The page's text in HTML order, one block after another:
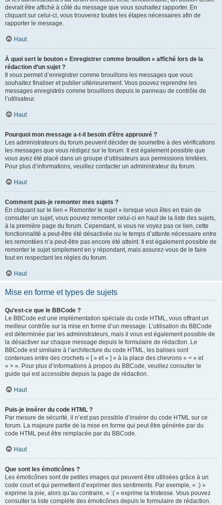
devrait être affiché à côté du message que vous souhaitez rapporter. En
cliquant sur celui-ci, vous trouverez toutes les étapes nécessaires afin de
rapporter le message.
Haut
À quoi sert le bouton « Enregistrer comme brouillon » affiché lors de la
rédaction d’un sujet ?
Il vous permet d’enregistrer comme brouillons les messages que vous
souhaitez finaliser et publier ultérieurement. Vous pouvez reprendre les
messages enregistrés comme brouillons depuis le panneau de contrôle de
l’utilisateur.
Haut
Pourquoi mon message a-t-il besoin d’être approuvé ?
Les administrateurs du forum peuvent décider de soumettre à des vérifications
les messages que vous rédigez sur le forum. Il est également possible que
vous ayez été placé dans un groupe d’utilisateurs aux permissions limitées.
Pour plus d’informations, veuillez contacter un administrateur du forum.
Haut
Comment puis-je remonter mes sujets ?
En cliquant sur le lien « Remonter le sujet » lorsque vous êtes en train de
consulter un sujet, vous pouvez remonter celui-ci en haut de la liste des sujets,
à la première page du forum. Cependant, si vous ne voyez pas ce lien, cette
fonctionnalité a peut-être été désactivée ou le temps d’attente nécessaire entre
les remontées n’a peut-être pas encore été atteint. Il est également possible de
remonter le sujet simplement en y répondant, mais assurez-vous de le faire
tout en respectant les règles du forum.
Haut
Mise en forme et types de sujets
Qu’est-ce que le BBCode ?
Le BBCode est une implémentation spéciale du code HTML, vous offrant un
meilleur contrôle sur la mise en forme d’un message. L’utilisation du BBCode
est déterminée par les administrateurs, mais il vous est également possible de
la désactiver sur chaque message depuis le formulaire de rédaction. Le
BBCode est similaire à l’architecture du code HTML, les balises sont
contenues entre des crochets « [ » et « ] » à la place des chevrons « < » et
« > ». Pour plus d’informations à propos du BBCode, veuillez consulter le
guide qui est accessible depuis la page de rédaction.
Haut
Puis-je insérer du code HTML ?
Par mesure de sécurité, il n’est pas possible d’insérer du code HTML sur ce
forum. La majeure partie de la mise en forme qui peut être générée par du
code HTML peut être remplacée par du BBCode.
Haut
Que sont les émoticônes ?
Les émoticônes sont de petites images qui peuvent être utilisées grâce à un
code court et qui permettent d’exprimer des sentiments. Par exemple, « :) »
exprime la joie, alors qu’au contraire, « :( » exprime la tristesse. Vous pouvez
consulter la liste complète des émoticônes depuis le formulaire de rédaction.